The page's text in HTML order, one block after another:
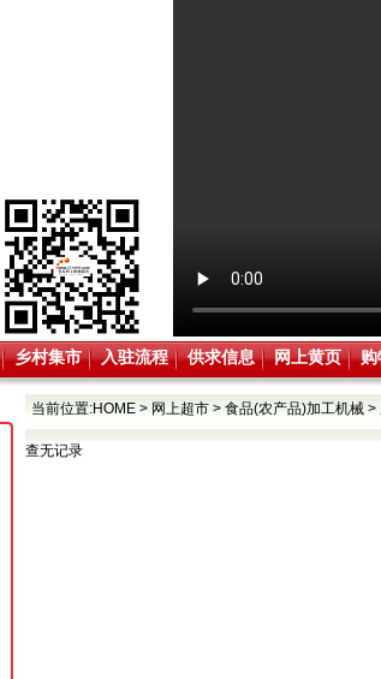
乡村集市 入驻流程 供求信息 网上黄页 购
当前位置:HOME> 网上超市> 食品(农产品)加工机械>
查无记录